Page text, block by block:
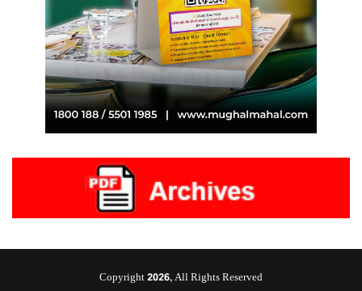
Copyright 2026, All Rights Reserved